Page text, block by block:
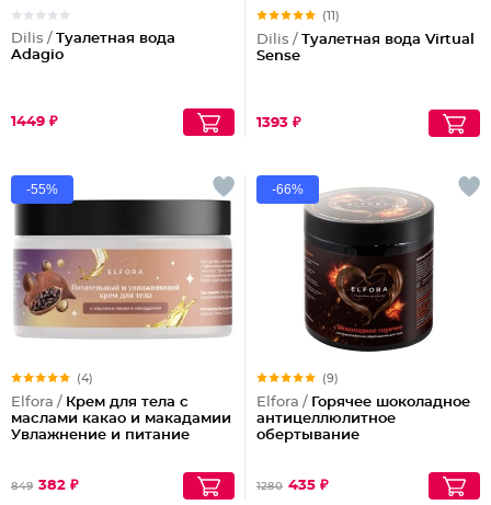
Dilis / Туалетная вода
Adagio
1449 ₽
(11)
Dilis / Туалетная вода Virtual
Sense
1393 ₽
-55%
(4)
Elfora / Крем для тела с
маслами какао и макадамии
Увлажнение и питание
849 382 ₽
-66%
(9)
Elfora / Горячее шоколадное
антицеллюлитное
обертывание
1280 435 ₽